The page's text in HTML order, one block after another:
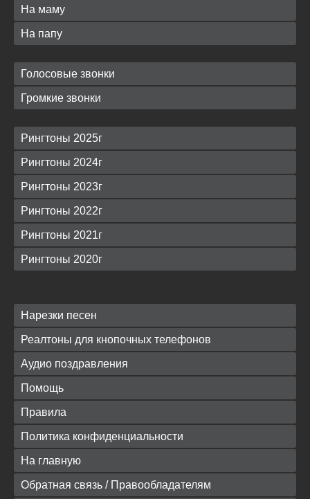
На маму
На папу
Голосовые звонки
Громкие звонки
Рингтоны 2025г
Рингтоны 2024г
Рингтоны 2023г
Рингтоны 2022г
Рингтоны 2021г
Рингтоны 2020г
Нарезки песен
Реалтоны для кнопочных телефонов
Аудио поздравления
Помощь
Правила
Политика конфиденциальности
На главную
Обратная связь / Правообладателям